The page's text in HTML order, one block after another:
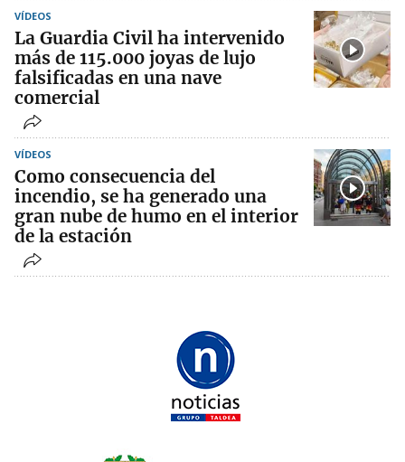
VÍDEOS
La Guardia Civil ha intervenido
más de 115.000 joyas de lujo
falsificadas en una nave
comercial
VÍDEOS
Como consecuencia del
incendio, se ha generado una
gran nube de humo en el interior
de la estación